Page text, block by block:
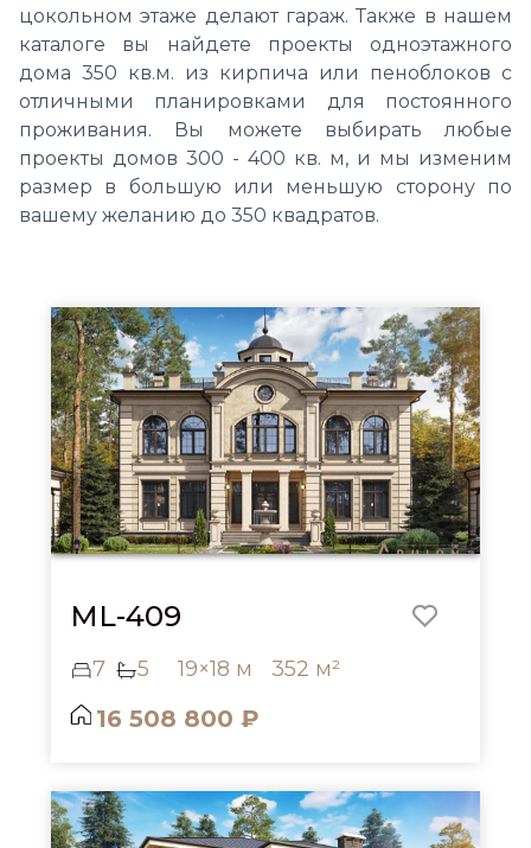
цокольном этаже делают гараж. Также в нашем
каталоге вы найдете проекты одноэтажного
дома 350 кв.м. из кирпича или пеноблоков с
отличными планировками для постоянного
проживания. Вы можете выбирать любые
проекты домов 300 - 400 кв. м, и мы изменим
размер в большую или меньшую сторону по
вашему желанию до 350 квадратов.
ML-409
7 5 19×18 м 352 м²
16 508 800 ₽